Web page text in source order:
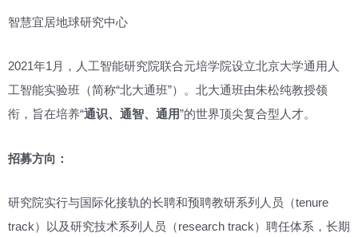
智慧宜居地球研究中心
2021年1月，人工智能研究院联合元培学院设立北京大学通用人
工智能实验班（简称“北大通班”）。北大通班由朱松纯教授领
衔，旨在培养“通识、通智、通用”的世界顶尖复合型人才。
招募方向 ：
研究院实行与国际化接轨的长聘和预聘教研系列人员（tenure
track）以及研究技术系列人员（research track）聘任体系，长期